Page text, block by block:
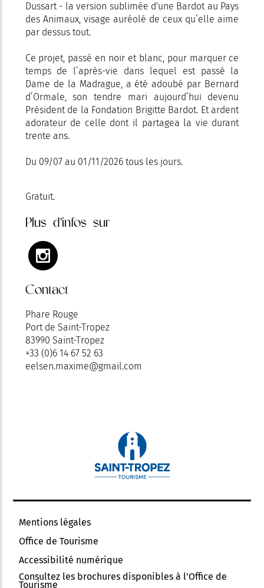
Dussart - la version sublimée d'une Bardot au Pays
des Animaux, visage auréolé de ceux qu’elle aime
par dessus tout.
Ce projet, passé en noir et blanc, pour marquer ce
temps de l’après-vie dans lequel est passé la
Dame de la Madrague, a été adoubé par Bernard
d’Ormale, son tendre mari aujourd’hui devenu
Président de la Fondation Brigitte Bardot. Et ardent
adorateur de celle dont il partagea la vie durant
trente ans.
Du 09/07 au 01/11/2026 tous les jours.
Gratuit.
Plus d'infos sur
Contact
Phare Rouge
Port de Saint-Tropez
83990 Saint-Tropez
+33 (0)6 14 67 52 63
eelsen.maxime@gmail.com
Mentions légales
Office de Tourisme
Accessibilité numérique
Consultez les brochures disponibles à l’Office de
Tourisme